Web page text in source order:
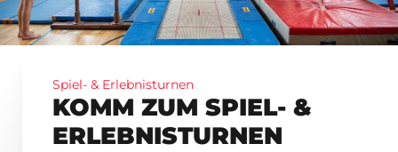
KOMM ZUM SPIEL- &
ERLEBNISTURNEN
Spiel- & Erlebnisturnen